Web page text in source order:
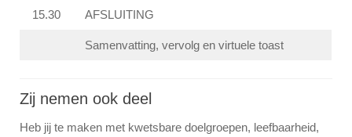
15.30 AFSLUITING
Samenvatting, vervolg en virtuele toast
Zij nemen ook deel
Heb jij te maken met kwetsbare doelgroepen, leefbaarheid,